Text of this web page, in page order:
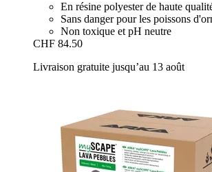
En résine polyester de haute
Sans danger pour les poissons
Non toxique et pH neutre
CHF 84.50
Livraison gratuite jusqu’au 13 août